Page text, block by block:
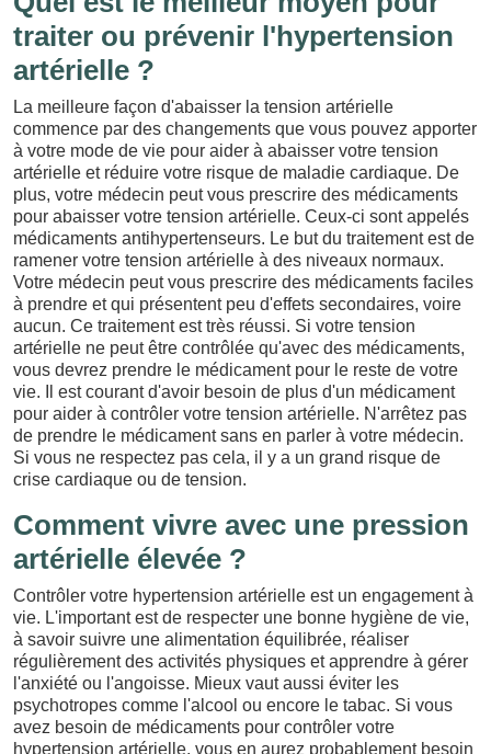
traiter ou prévenir l'hypertension
artérielle ?
La meilleure façon d'abaisser la tension artérielle
commence par des changements que vous pouvez apporter
à votre mode de vie pour aider à abaisser votre tension
artérielle et réduire votre risque de maladie cardiaque. De
plus, votre médecin peut vous prescrire des médicaments
pour abaisser votre tension artérielle. Ceux-ci sont appelés
médicaments antihypertenseurs. Le but du traitement est de
ramener votre tension artérielle à des niveaux normaux.
Votre médecin peut vous prescrire des médicaments faciles
à prendre et qui présentent peu d'effets secondaires, voire
aucun. Ce traitement est très réussi. Si votre tension
artérielle ne peut être contrôlée qu'avec des médicaments,
vous devrez prendre le médicament pour le reste de votre
vie. Il est courant d'avoir besoin de plus d'un médicament
pour aider à contrôler votre tension artérielle. N'arrêtez pas
de prendre le médicament sans en parler à votre médecin.
Si vous ne respectez pas cela, il y a un grand risque de
crise cardiaque ou de tension.
Comment vivre avec une pression
artérielle élevée ?
Contrôler votre hypertension artérielle est un engagement à
vie. L'important est de respecter une bonne hygiène de vie,
à savoir suivre une alimentation équilibrée, réaliser
régulièrement des activités physiques et apprendre à gérer
l'anxiété ou l'angoisse. Mieux vaut aussi éviter les
psychotropes comme l'alcool ou encore le tabac. Si vous
avez besoin de médicaments pour contrôler votre
hypertension artérielle, vous en aurez probablement besoin